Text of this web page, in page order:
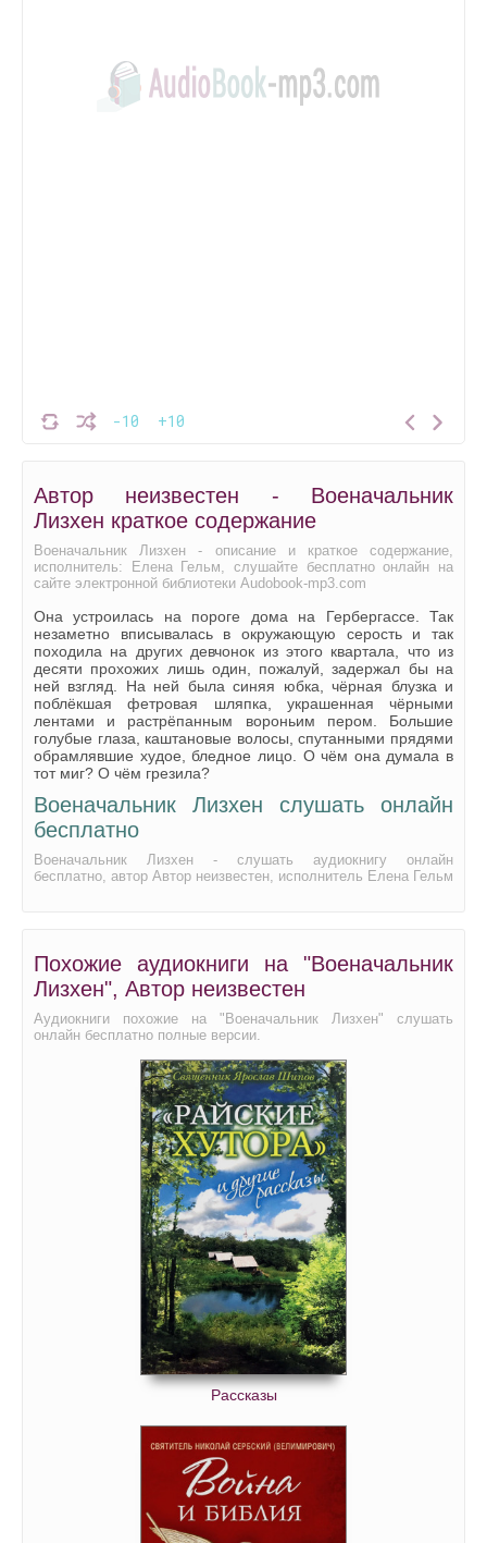
-10 +10
Автор неизвестен - Военачальник
Лизхен краткое содержание
Военачальник Лизхен - описание и краткое содержание,
исполнитель: Елена Гельм, слушайте бесплатно онлайн на
сайте электронной библиотеки Audobook-mp3.com
Она устроилась на пороге дома на Гербергассе. Так
незаметно вписывалась в окружающую серость и так
походила на других девчонок из этого квартала, что из
десяти прохожих лишь один, пожалуй, задержал бы на
ней взгляд. На ней была синяя юбка, чёрная блузка и
поблёкшая фетровая шляпка, украшенная чёрными
лентами и растрёпанным вороньим пером. Большие
голубые глаза, каштановые волосы, спутанными прядями
обрамлявшие худое, бледное лицо. О чём она думала в
тот миг? О чём грезила?
Военачальник Лизхен слушать онлайн
бесплатно
Военачальник Лизхен - слушать аудиокнигу онлайн
бесплатно, автор Автор неизвестен, исполнитель Елена Гельм
Похожие аудиокниги на "Военачальник
Лизхен", Автор неизвестен
Аудиокниги похожие на "Военачальник Лизхен" слушать
онлайн бесплатно полные версии.
Рассказы